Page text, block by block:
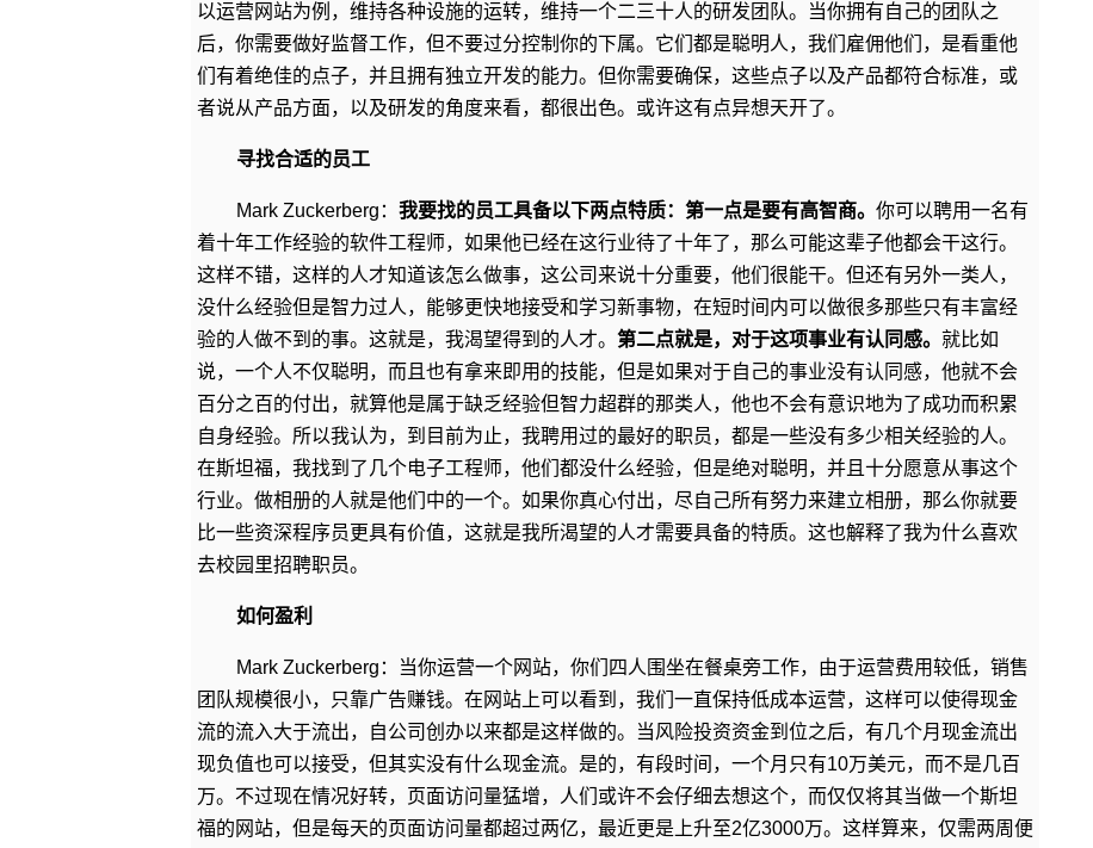
以运营网站为例，维持各种设施的运转，维持一个二三十人的研发团队。当你拥有自己的团队之
后，你需要做好监督工作，但不要过分控制你的下属。它们都是聪明人，我们雇佣他们，是看重他
们有着绝佳的点子，并且拥有独立开发的能力。但你需要确保，这些点子以及产品都符合标准，或
者说从产品方面，以及研发的角度来看，都很出色。或许这有点异想天开了。
寻找合适的员工
Mark Zuckerberg： 我要找的员工具备以下两点特质：第一点是要有高智商。 你可以聘用一名有
着十年工作经验的软件工程师，如果他已经在这行业待了十年了，那么可能这辈子他都会干这行。
这样不错，这样的人才知道该怎么做事，这公司来说十分重要，他们很能干。但还有另外一类人，
没什么经验但是智力过人，能够更快地接受和学习新事物，在短时间内可以做很多那些只有丰富经
验的人做不到的事。这就是，我渴望得到的人才。 第二点就是，对于这项事业有认同感。 就比如
说，一个人不仅聪明，而且也有拿来即用的技能，但是如果对于自己的事业没有认同感，他就不会
百分之百的付出，就算他是属于缺乏经验但智力超群的那类人，他也不会有意识地为了成功而积累
自身经验。所以我认为，到目前为止，我聘用过的最好的职员，都是一些没有多少相关经验的人。
在斯坦福，我找到了几个电子工程师，他们都没什么经验，但是绝对聪明，并且十分愿意从事这个
行业。做相册的人就是他们中的一个。如果你真心付出，尽自己所有努力来建立相册，那么你就要
比一些资深程序员更具有价值，这就是我所渴望的人才需要具备的特质。这也解释了我为什么喜欢
去校园里招聘职员。
如何盈利
Mark Zuckerberg：当你运营一个网站，你们四人围坐在餐桌旁工作，由于运营费用较低，销售
团队规模很小，只靠广告赚钱。在网站上可以看到，我们一直保持低成本运营，这样可以使得现金
流的流入大于流出，自公司创办以来都是这样做的。当风险投资资金到位之后，有几个月现金流出
现负值也可以接受，但其实没有什么现金流。是的，有段时间，一个月只有10万美元，而不是几百
万。不过现在情况好转，页面访问量猛增，人们或许不会仔细去想这个，而仅仅将其当做一个斯坦
福的网站，但是每天的页面访问量都超过两亿，最近更是上升至2亿3000万。这样算来，仅需两周便